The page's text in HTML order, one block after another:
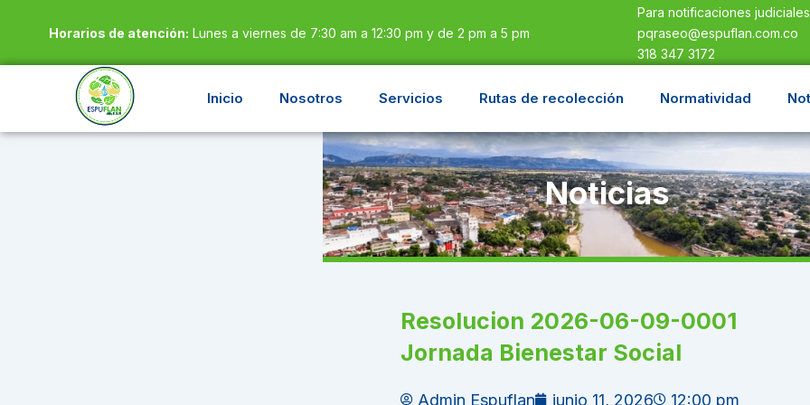
contenido
Horarios de atención: Lunes a viernes de 7:30 am a 12:30 pm y de 2 pm a 5 pm
Para notificaciones
pqraseo@espuflan.com.co
318 347 3172
Inicio Nosotros Servicios Rutas de recolección Normatividad
Noticias
Resolucion 2026-06-09-0001
Jornada Bienestar Social
Admin Espuflan junio 11, 2026 12:00 pm